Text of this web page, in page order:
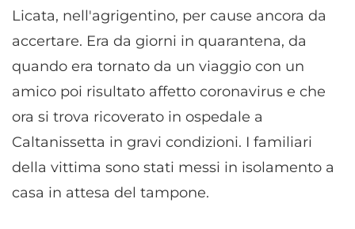
Licata, nell'agrigentino, per cause ancora da
accertare. Era da giorni in quarantena, da
quando era tornato da un viaggio con un
amico poi risultato affetto coronavirus e che
ora si trova ricoverato in ospedale a
Caltanissetta in gravi condizioni. I familiari
della vittima sono stati messi in isolamento a
casa in attesa del tampone.